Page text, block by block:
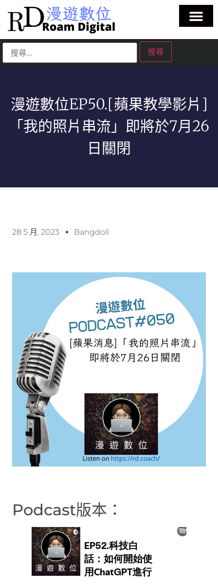
漫遊數位EP50.[蘋果教學影片]
「我的照片串流」即將於7月26
日關⁠閉
28 5 月, 2023 Bangdoll
Podcast版本：